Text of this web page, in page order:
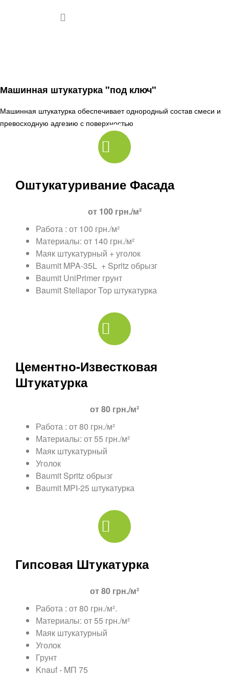
Машинная штукатурка "под ключ"
Машинная штукатурка обеспечивает однородный состав смеси и
превосходную адгезию с поверхностью
Оштукатуривание Фасада
от 100 грн./м²
Работа : от 100 грн./м²
Материалы: от 140 грн./м²
Маяк штукатурный + уголок
Baumit MPA-35L + Spritz обрызг
Baumit UniPrimer грунт
Baumit Stellapor Top штукатурка
Цементно-Известковая
Штукатурка
от 80 грн./м²
Работа : от 80 грн./м²
Материалы: от 55 грн./м²
Маяк штукатурный
Уголок
Baumit Spritz обрызг
Baumit MPI-25 штукатурка
Гипсовая Штукатурка
от 80 грн./м²
Работа : от 80 грн./м².
Материалы: от 55 грн./м²
Маяк штукатурный
Уголок
Грунт
Knauf - MП 75